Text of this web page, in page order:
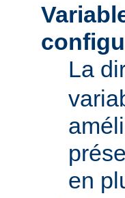
La
en